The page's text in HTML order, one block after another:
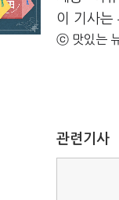
이 기사는
ⓒ 맛있는
관련기사